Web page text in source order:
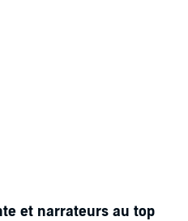
et narrateurs au top